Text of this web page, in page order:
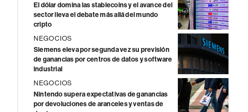
El dólar domina las stablecoins y el avance del
sector lleva el debate más allá del mundo
cripto
NEGOCIOS
Siemens eleva por segunda vez su previsión
de ganancias por centros de datos y software
industrial
NEGOCIOS
Nintendo supera expectativas de ganancias
por devoluciones de aranceles y ventas de